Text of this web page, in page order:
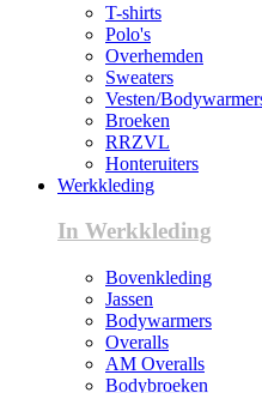
T-shirts
Polo's
Overhemden
Sweaters
Vesten/
Broeken
RRZVL
Honteruiters
Werkkleding
In Werkkleding
Bovenkleding
Jassen
Bodywarmers
Overalls
AM Overalls
Bodybroeken